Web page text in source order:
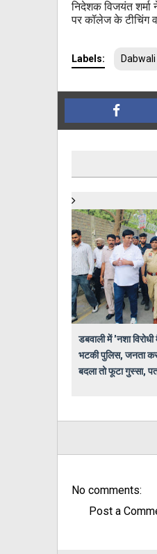
निदेशक विजयंत शर्मा
पर कॉलेज के टीचिंग
Labels: Dabwali
डबवाली में 'नशा
भटकी पुलिस, जनता
बदला तो फूटा गुस्सा,
No comments:
Post a